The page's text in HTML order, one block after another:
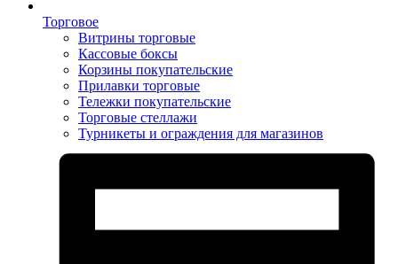
Торговое
Витрины торговые
Кассовые боксы
Корзины покупательские
Прилавки торговые
Тележки покупательские
Торговые стеллажи
Турникеты и ограждения для магазинов